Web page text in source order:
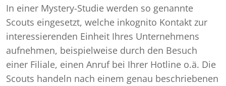
In einer Mystery-Studie werden so genannte
Scouts eingesetzt, welche inkognito Kontakt zur
interessierenden Einheit Ihres Unternehmens
aufnehmen, beispielweise durch den Besuch
einer Filiale, einen Anruf bei Ihrer Hotline o.ä. Die
Scouts handeln nach einem genau beschriebenen